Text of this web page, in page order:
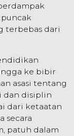
terbebas dari
ke bibir
asasi tentang
dan disiplin
dari ketaatan
secara
patuh dalam